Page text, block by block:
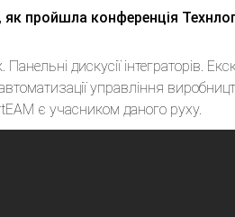
як пройшла конференція
дискусії інтеграторів.
управління
є учасником даного руху.